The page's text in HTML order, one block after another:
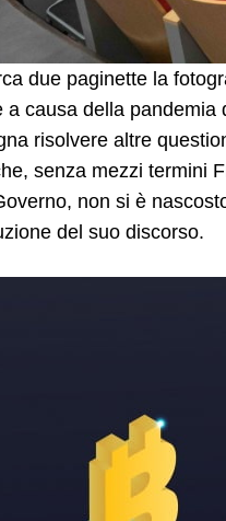
due paginette la
a causa della pandemia
risolvere altre
senza mezzi termini
non si è
del suo discorso.